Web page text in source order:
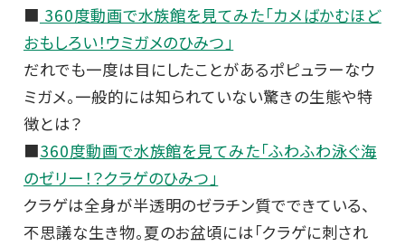
■ 360度動画で水族館を見てみた「カメばかむほど
おもしろい！ウミガメのひみつ」
だれでも一度は目にしたことがあるポピュラーなウ
ミガメ。一般的には知られていない驚きの生態や特
徴とは？
■360度動画で水族館を見てみた「ふわふわ泳ぐ海
のゼリー！？クラゲのひみつ」
クラゲは全身が半透明のゼラチン質でできている、
不思議な生き物。夏のお盆頃には「クラゲに刺され